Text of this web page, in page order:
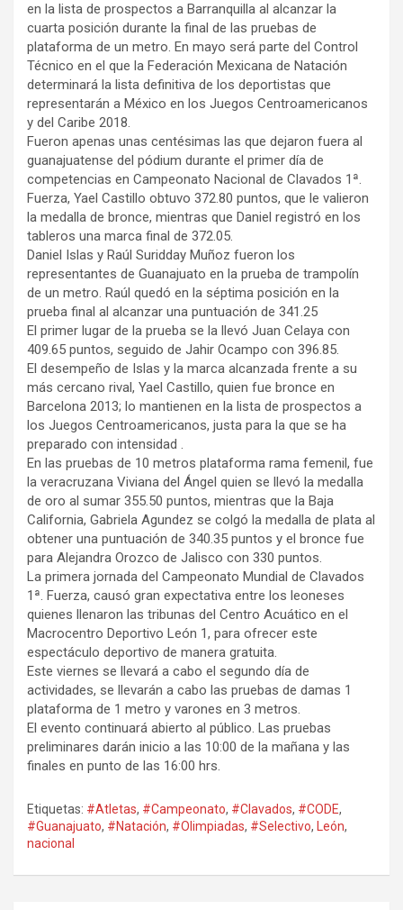
en la lista de prospectos a Barranquilla al alcanzar la
cuarta posición durante la final de las pruebas de
plataforma de un metro. En mayo será parte del Control
Técnico en el que la Federación Mexicana de Natación
determinará la lista definitiva de los deportistas que
representarán a México en los Juegos Centroamericanos
y del Caribe 2018.
Fueron apenas unas centésimas las que dejaron fuera al
guanajuatense del pódium durante el primer día de
competencias en Campeonato Nacional de Clavados 1ª.
Fuerza, Yael Castillo obtuvo 372.80 puntos, que le valieron
la medalla de bronce, mientras que Daniel registró en los
tableros una marca final de 372.05.
Daniel Islas y Raúl Suridday Muñoz fueron los
representantes de Guanajuato en la prueba de trampolín
de un metro. Raúl quedó en la séptima posición en la
prueba final al alcanzar una puntuación de 341.25
El primer lugar de la prueba se la llevó Juan Celaya con
409.65 puntos, seguido de Jahir Ocampo con 396.85.
El desempeño de Islas y la marca alcanzada frente a su
más cercano rival, Yael Castillo, quien fue bronce en
Barcelona 2013; lo mantienen en la lista de prospectos a
los Juegos Centroamericanos, justa para la que se ha
preparado con intensidad .
En las pruebas de 10 metros plataforma rama femenil, fue
la veracruzana Viviana del Ángel quien se llevó la medalla
de oro al sumar 355.50 puntos, mientras que la Baja
California, Gabriela Agundez se colgó la medalla de plata al
obtener una puntuación de 340.35 puntos y el bronce fue
para Alejandra Orozco de Jalisco con 330 puntos.
La primera jornada del Campeonato Mundial de Clavados
1ª. Fuerza, causó gran expectativa entre los leoneses
quienes llenaron las tribunas del Centro Acuático en el
Macrocentro Deportivo León 1, para ofrecer este
espectáculo deportivo de manera gratuita.
Este viernes se llevará a cabo el segundo día de
actividades, se llevarán a cabo las pruebas de damas 1
plataforma de 1 metro y varones en 3 metros.
El evento continuará abierto al público. Las pruebas
preliminares darán inicio a las 10:00 de la mañana y las
finales en punto de las 16:00 hrs.
Etiquetas: #Atletas, #Campeonato, #Clavados, #CODE,
#Guanajuato, #Natación, #Olimpiadas, #Selectivo, León,
nacional